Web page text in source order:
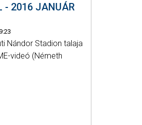
- 2016 JANUÁR
Nándor Stadion talaja
videó (Németh